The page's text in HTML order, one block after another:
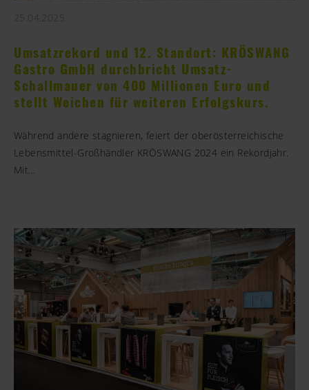
25.04.2025
Umsatzrekord und 12. Standort: KRÖSWANG
Gastro GmbH durchbricht Umsatz-
Schallmauer von 400 Millionen Euro und
stellt Weichen für weiteren Erfolgskurs.
Während andere stagnieren, feiert der oberösterreichische
Lebensmittel-Großhändler KRÖSWANG 2024 ein Rekordjahr.
Mit…